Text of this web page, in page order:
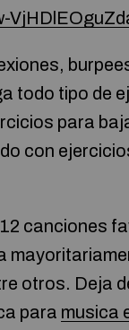
todo tipo de
para
con
canciones
otros. Deja
para musica